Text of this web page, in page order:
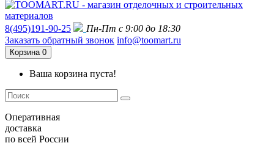
8(495)191-90-25
Пн-Пт с 9:00 до 18:30
Заказать обратный звонок info@toomart.ru
Корзина 0
Ваша корзина пуста!
Оперативная
доставка
по всей России